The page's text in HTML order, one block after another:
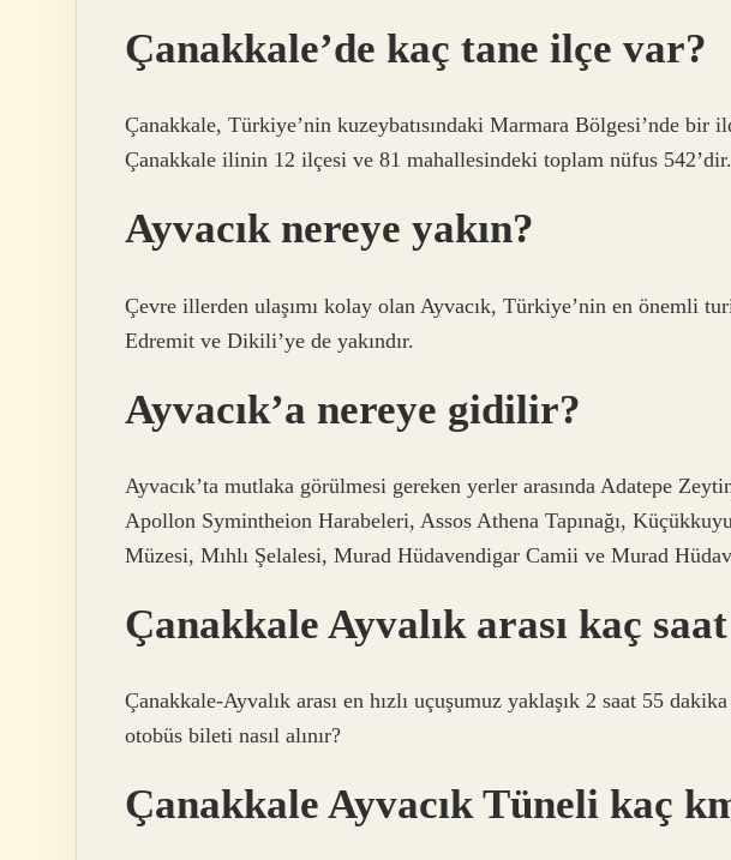
Çanakkale’de kaç tane ilçe var?
Çanakkale, Türkiye’nin kuzeybatısındaki Marmara Bölgesi’nde bir
Çanakkale ilinin 12 ilçesi ve 81 mahallesindeki toplam nüfus 542’dir.
Ayvacık nereye yakın?
Çevre illerden ulaşımı kolay olan Ayvacık, Türkiye’nin en önemli
Edremit ve Dikili’ye de yakındır.
Ayvacık’a nereye gidilir?
Ayvacık’ta mutlaka görülmesi gereken yerler arasında Adatepe
Apollon Symintheion Harabeleri, Assos Athena Tapınağı,
Müzesi, Mıhlı Şelalesi, Murad Hüdavendigar Camii ve Murad
Çanakkale Ayvalık arası kaç
Çanakkale-Ayvalık arası en hızlı uçuşumuz yaklaşık 2 saat 55
otobüs bileti nasıl alınır?
Çanakkale Ayvacık Tüneli kaç